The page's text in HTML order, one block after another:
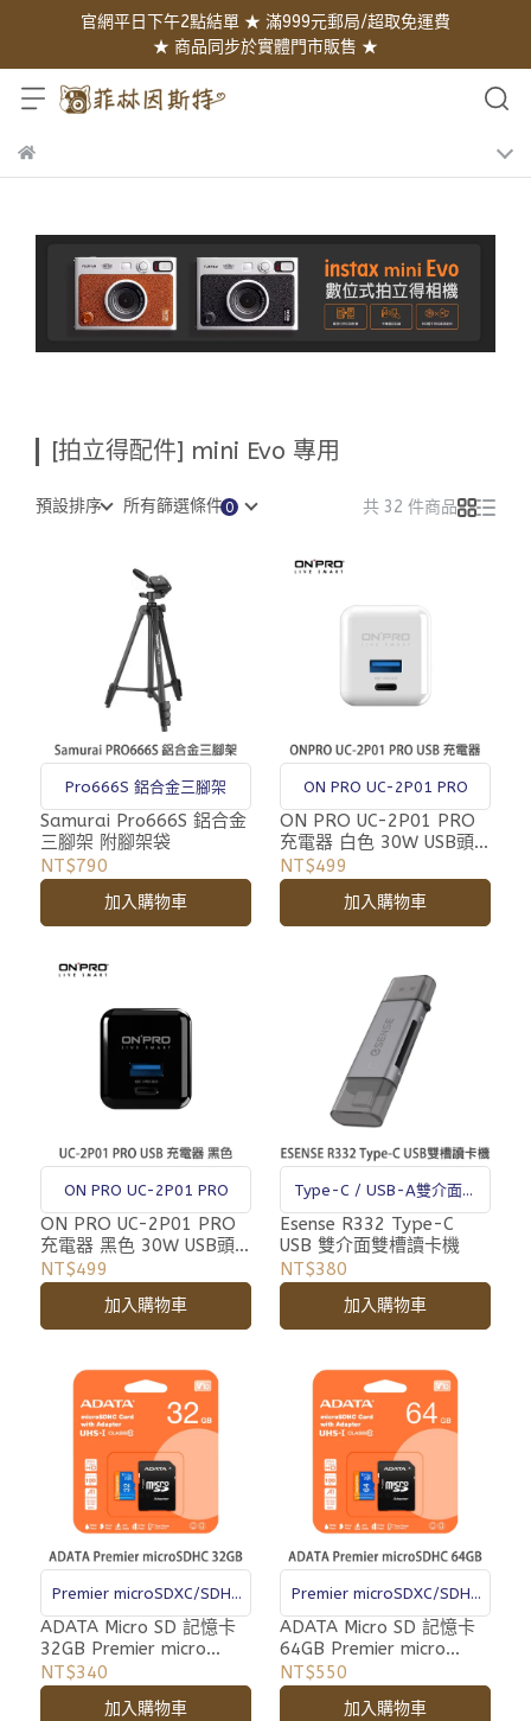
官網平日下午2點結單 ★ 滿999元郵局/超取免運費
★ 商品同步於實體門市販售 ★
[拍立得配件] mini Evo 專用
預設排序 所有篩選條件 共 32 件商品
Pro666S 鋁合金三腳架
Samurai Pro666S 鋁合金
三腳架 附腳架袋
NT$790
加入購物車
ON PRO UC-2P01 PRO
ON PRO UC-2P01 PRO
充電器 白色 30W USB頭
快充
NT$499
加入購物車
ON PRO UC-2P01 PRO
ON PRO UC-2P01 PRO
充電器 黑色 30W USB頭
快充
NT$499
加入購物車
Type-C / USB-A雙介面讀
卡機
Esense R332 Type-C
USB 雙介面雙槽讀卡機
NT$380
加入購物車
Premier microSDXC/SDHC
UHS-I Class10
ADATA Micro SD 記憶卡
32GB Premier micro
SDHC UHS-I Class10 SD
卡 Class 10
NT$340
加入購物車
Premier microSDXC/SDHC
UHS-I Class10
ADATA Micro SD 記憶卡
64GB Premier micro
SDHC UHS-I Class10 SD
卡 Class 10
NT$550
加入購物車